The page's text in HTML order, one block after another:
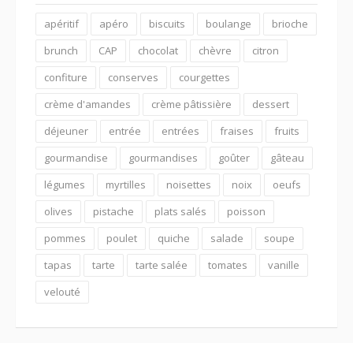
apéritif apéro biscuits boulange
brioche
brunch
CAP chocolat chèvre
citron
confiture
conserves
courgettes
crème d'amandes
crème pâtissière
dessert
déjeuner
entrée entrées fraises
fruits
gourmandise
gourmandises goûter
gâteau
légumes
myrtilles noisettes noix
oeufs
olives
pistache plats salés
poisson
pommes
poulet quiche salade
soupe
tapas
tarte tarte salée tomates
vanille
velouté